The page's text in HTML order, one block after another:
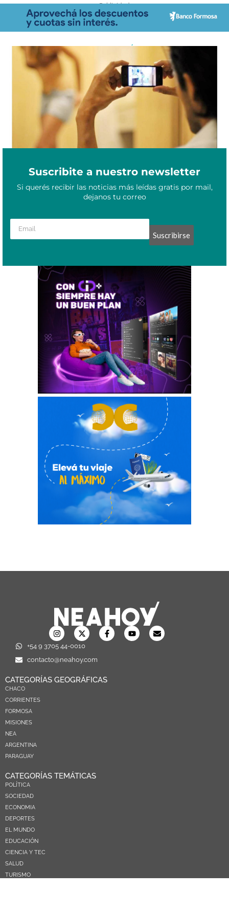
- Publicidad -
Difusión no Consentida de Contenido Íntimo: un delito que suma
cada vez más víctimas
Junio 11, 2021
Suscribite a nuestro newsletter
Si querés recibir las noticias más leídas gratis por mail,
dejanos tu correo
Suscribirse
+54 9 3705 44-0010
contacto@neahoy.com
CATEGORÍAS GEOGRÁFICAS
CHACO
CORRIENTES
FORMOSA
MISIONES
NEA
ARGENTINA
PARAGUAY
CATEGORÍAS TEMÁTICAS
POLÍTICA
SOCIEDAD
ECONOMIA
DEPORTES
EL MUNDO
EDUCACIÓN
CIENCIA Y TEC
SALUD
TURISMO